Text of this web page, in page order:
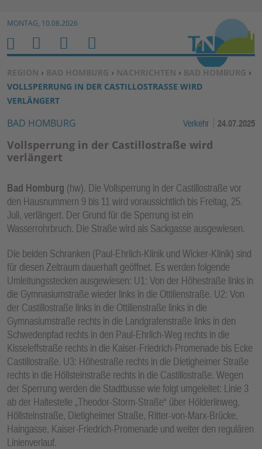
Zum Inhalt springen ↓
MONTAG, 10.08.2026
SIE BEFINDEN SICH HIER:
REGION › BAD HOMBURG › NACHRICHTEN › BAD HOMBURG ›
VOLLSPERRUNG IN DER CASTILLOSTRASSE WIRD V
ERLÄNGERT
BAD HOMBURG Verkehr 24.07.2025
Vollsperrung in der Castillostraße wird
verlängert
Bad Homburg (hw). Die Vollsperrung in der Castillostraße vor
den Hausnummern 9 bis 11 wird voraussichtlich bis Freitag, 25.
Juli, verlängert. Der Grund für die Sperrung ist ein
Wasserrohrbruch. Die Straße wird als Sackgasse ausgewiesen.
Die beiden Schranken (Paul-Ehrlich-Klinik und Wicker-Klinik) sind
für diesen Zeitraum dauerhaft geöffnet. Es werden folgende
Umleitungsstecken ausgewiesen: U1: Von der Höhestraße links in
die Gymnasiumstraße wieder links in die Ottilienstraße. U2: Von
der Castillostraße links in die Ottilienstraße links in die
Gymnasiumstraße rechts in die Landgrafenstraße links in den
Schwedenpfad rechts in den Paul-Ehrlich-Weg rechts in die
Kisseleffstraße rechts in die Kaiser-Friedrich-Promenade bis Ecke
Castillostraße. U3: Höhestraße rechts in die Dietigheimer Straße
rechts in die Höllsteinstraße rechts in die Castillostraße. Wegen
der Sperrung werden die Stadtbusse wie folgt umgeleitet: Linie 3
ab der Haltestelle „Theodor-Storm-Straße“ über Hölderlinweg,
Höllsteinstraße, Dietigheimer Straße, Ritter-von-Marx-Brücke,
Haingasse, Kaiser-Friedrich-Promenade und weiter den regulären
Linienverlauf.
H
O
M
E
M
E
N
U
S
U
C
H
E
N
B
E
N
E
U
N
K
TI
O
N
E
N